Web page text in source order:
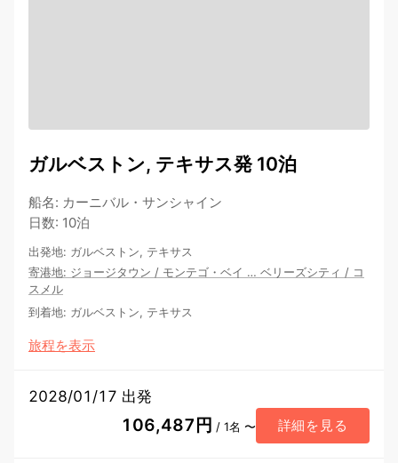
ガルベストン, テキサス発 10泊
船名: カーニバル・サンシャイン
日数: 10泊
出発地: ガルベストン, テキサス
寄港地: ジョージタウン / モンテゴ・ベイ … ベリーズシティ / コ
スメル
到着地: ガルベストン, テキサス
旅程を表示
2028/01/17 出発
106,487円 / 1名 〜 詳細を見る